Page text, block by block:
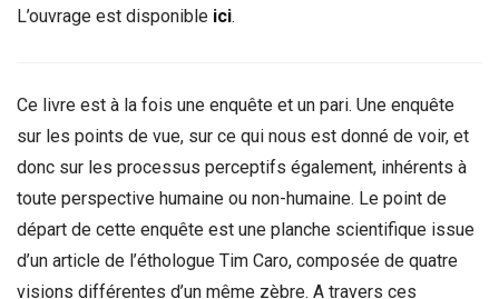
L’ouvrage est disponible ici.
Ce livre est à la fois une enquête et un pari. Une enquête
sur les points de vue, sur ce qui nous est donné de voir, et
donc sur les processus perceptifs également, inhérents à
toute perspective humaine ou non-humaine. Le point de
départ de cette enquête est une planche scientifique issue
d’un article de l’éthologue Tim Caro, composée de quatre
visions différentes d’un même zèbre. A travers ces